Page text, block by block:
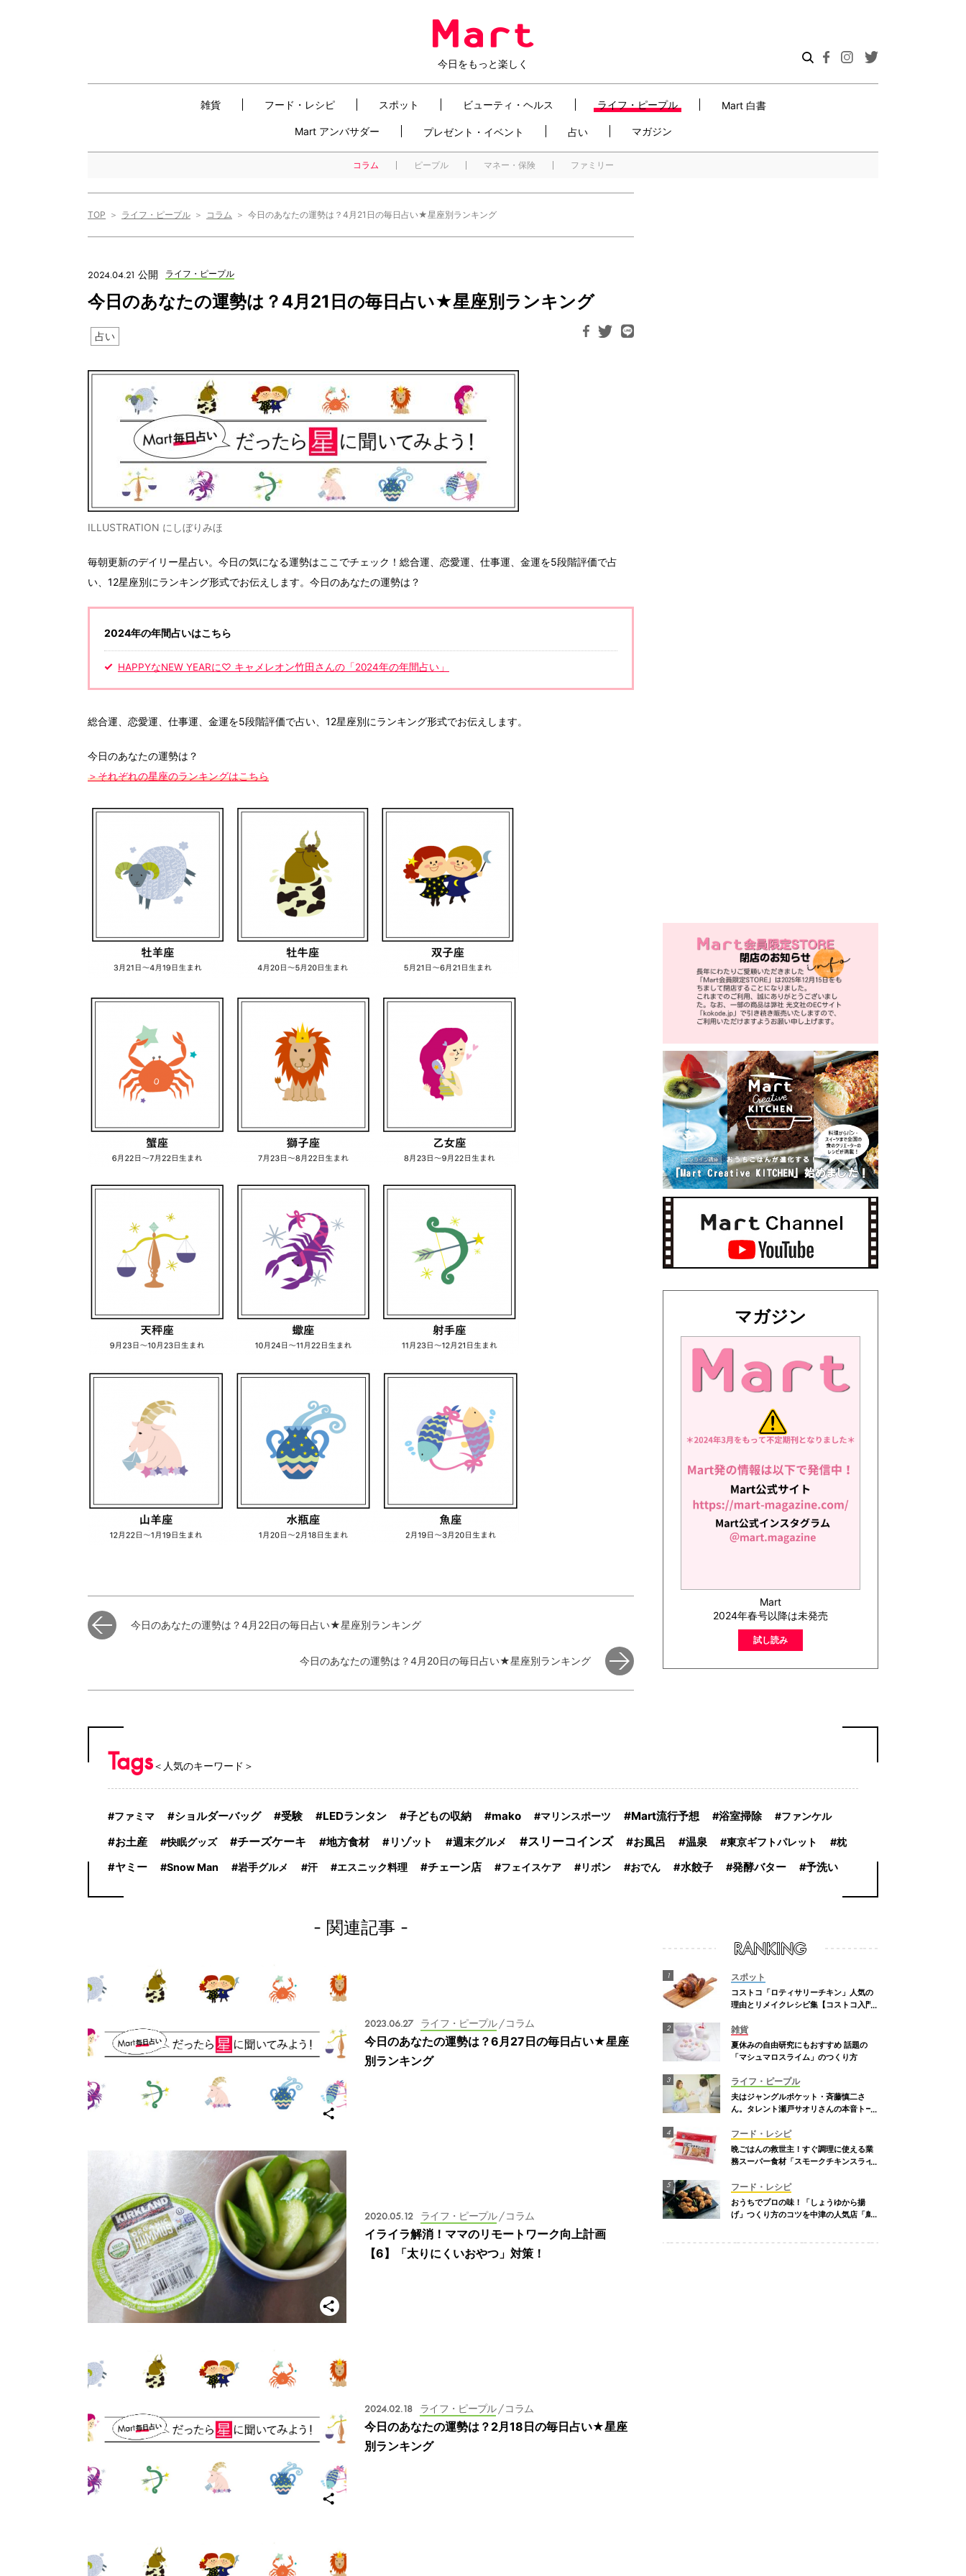
今日をもっと楽しく
雑貨 フード・レシピ スポット ビューティ・ヘルス ライフ・ピープル Mart 白書
Mart アンバサダー プレゼント・イベント 占い マガジン
コラム ピープル マネー・保険 ファミリー
TOP ライフ・ピープル コラム 今日のあなたの運勢は？4月21日の毎日占い★星座別ランキング
2024.04.21 公開 ライフ・ピープル
今日のあなたの運勢は？4月21日の毎日占い★星座別ランキング
占い
ILLUSTRATION にしぼりみほ
毎朝更新のデイリー星占い。今日の気になる運勢はここでチェック！総合運、恋愛運、仕事運、金運を5段階評価で占
い、12星座別にランキング形式でお伝えします。今日のあなたの運勢は？
2024年の年間占いはこちら
HAPPYなNEW YEARに♡ キャメレオン竹田さんの「2024年の年間占い」
総合運、恋愛運、仕事運、金運を5段階評価で占い、12星座別にランキング形式でお伝えします。
今日のあなたの運勢は？
＞それぞれの星座のランキングはこちら
今日のあなたの運勢は？4月22日の毎日占い★星座別ランキング
今日のあなたの運勢は？4月20日の毎日占い★星座別ランキング
マガジン
Mart
2024年春号以降は未発売
試し読み
Tags＜人気のキーワード＞
ファミマ ショルダーバッグ 受験 LEDランタン 子どもの収納 mako マリンスポーツ Mart流行予想 浴室掃除 ファンケル
お土産 快眠グッズ チーズケーキ 地方食材 リゾット 週末グルメ スリーコインズ お風呂 温泉 東京ギフトパレット 枕
ヤミー Snow Man 岩手グルメ 汗 エスニック料理 チェーン店 フェイスケア リボン おでん 水餃子 発酵バター 予洗い
- 関連記事 -
2023.06.27 ライフ・ピープル / コラム
今日のあなたの運勢は？6月27日の毎日占い★星座
別ランキング
2020.05.12 ライフ・ピープル / コラム
イライラ解消！ママのリモートワーク向上計画
【6】「太りにくいおやつ」対策！
2024.02.18 ライフ・ピープル / コラム
今日のあなたの運勢は？2月18日の毎日占い★星座
別ランキング
スポット
コストコ「ロティサリーチキン」人気の
理由とリメイクレシピ集【コストコ入門
雑貨
夏休みの自由研究にもおすすめ 話題の
「マシュマロスライム」のつくり方
ライフ・ピープル
夫はジャングルポケット・斉藤慎二さ
ん。タレント瀬戸サオリさんの本音トー
フード・レシピ
晩ごはんの救世主！すぐ調理に使える業
務スーパー食材「スモークチキンスライ
フード・レシピ
おうちでプロの味！「しょうゆから揚
げ」つくり方のコツを中津の人気店「鳥